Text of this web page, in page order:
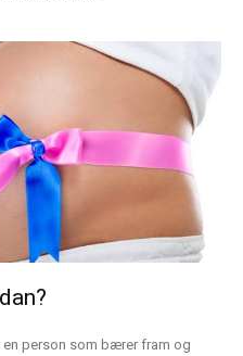
en person som bærer fram og